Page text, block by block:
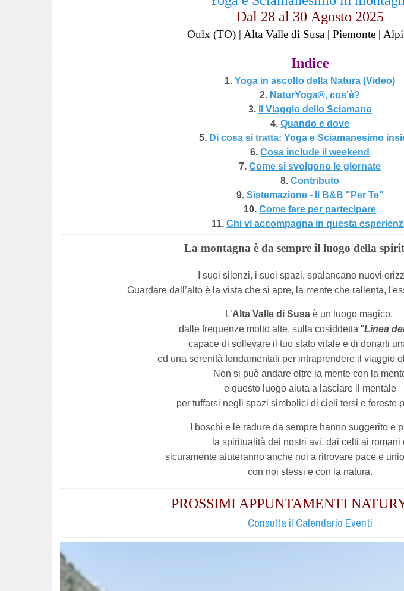
Dal 28 al 30 Agosto 2025
Oulx (TO) | Alta Valle di Susa | Piemonte |
Indice
1. Yoga in ascolto della Natura (Video)
2. NaturYoga®, cos'è?
3.
Il Viaggio dello Sciamano
4. Quando e dove
5. Di cosa si tratta: Yoga e Sciamanesimo
6. Cosa include il weekend
7. Come si svolgono le giornate
8. Contributo
9. Sistemazione - Il B&B "Per Te"
10. Come fare per partecipare
11. Chi vi accompagna in questa
La montagna è da sempre il luogo della
I suoi silenzi, i suoi spazi, spalancano nuovi
Guardare dall’alto è la vista che si apre, la mente che rallenta,
L’Alta Valle di Susaè un luogo magico,
dalle frequenze molto alte, sulla cosiddetta "Linea
capace di sollevare il tuo stato vitale e di donarti
ed una serenità fondamentali per intraprendere il viaggio
Non si può andare oltre la mente con la
e questo luogo aiuta a lasciare il mentale
per tuffarsi negli spazi simbolici di cieli tersi e foreste
I boschi e le radure da sempre hanno suggerito e
la spiritualità dei nostri avi, dai celti ai romani
sicuramente aiuteranno anche noi a ritrovare pace e
con noi stessi e con la natura.
PROSSIMI APPUNTAMENTI
Consulta il Calendario Eventi